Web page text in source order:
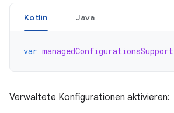
Kotlin Java
var managedConfigurationsSupport
Verwaltete Konfigurationen aktivieren: